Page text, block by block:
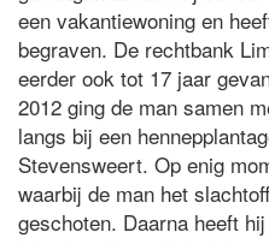
een vakantiewoning en
begraven. De rechtbank
eerder ook tot 17 jaar
2012 ging de man samen
langs bij een
Stevensweert. Op enig
waarbij de man het
geschoten. Daarna heeft